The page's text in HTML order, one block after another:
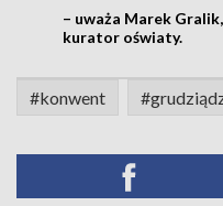
– uważa Marek
kurator oświaty.
#konwent